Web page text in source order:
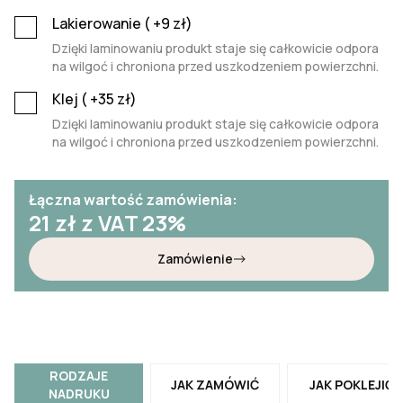
Lakierowanie ( +9 zł)
Dzięki laminowaniu produkt staje się całkowicie odpora
na wilgoć i chroniona przed uszkodzeniem powierzchni.
Klej ( +35 zł)
Dzięki laminowaniu produkt staje się całkowicie odpora
na wilgoć i chroniona przed uszkodzeniem powierzchni.
Łączna wartość zamówienia:
21 zł z VAT 23%
Zamówienie
RODZAJE
NADRUKU
JAK ZAMÓWIĆ JAK POKLEJIĆ